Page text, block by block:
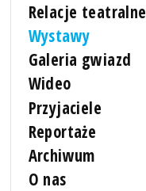
Relacje teatralne
Wystawy
Galeria gwiazd
Wideo
Przyjaciele
Reportaże
Archiwum
O nas